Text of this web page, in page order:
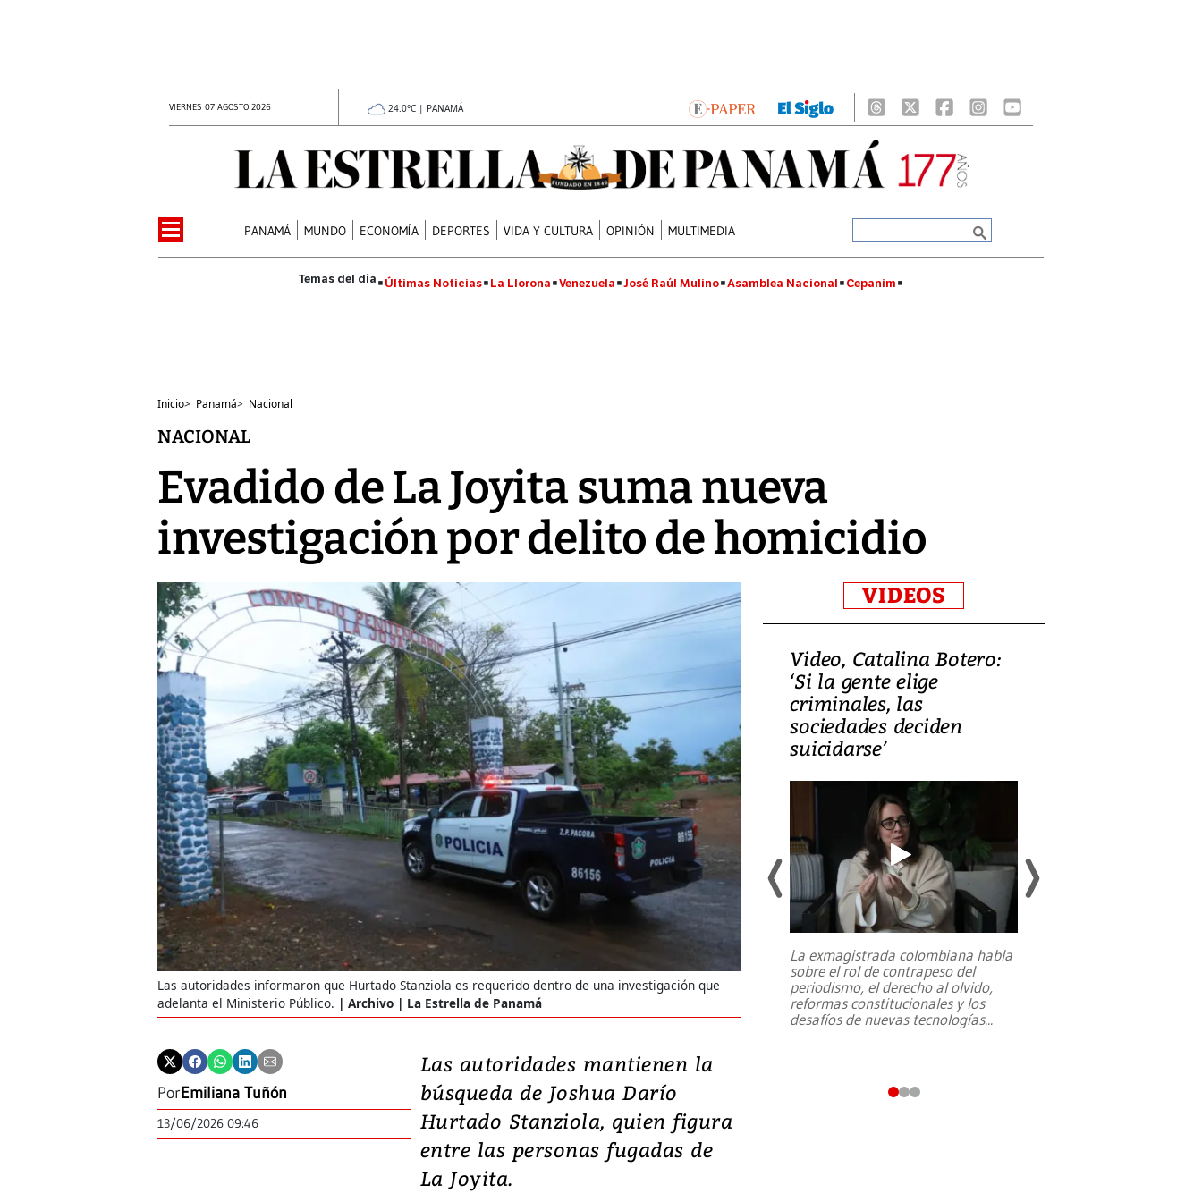
VIERNES 07 AGOSTO 2026 24.0°C | PANAMÁ
PANAMÁ MUNDO ECONOMÍA DEPORTES VIDA Y CULTURA OPINIÓN MULTIMEDIA
Últimas Noticias La Llorona Venezuela José Raúl Mulino Asamblea Nacional Cepanim
Inicio> Panamá> Nacional
NACIONAL
Evadido de La Joyita suma nueva
investigación por delito de homicidio
Las autoridades informaron que Hurtado Stanziola es requerido dentro de una investigación que
adelanta el Ministerio Público.
Archivo | La Estrella de Panamá
PorEmiliana Tuñón
13/06/2026 09:46
Las autoridades mantienen la
búsqueda de Joshua Darío
Hurtado Stanziola, quien figura
entre las personas fugadas de
La Joyita.
VIDEOS
Video, Japón: Terremoto
deja heridos y graves
daños en Kumamoto
Un fuerte terremoto de magnitud
7,1 se registró este martes 28 de
julio en la prefectura de Kumamoto,
emergencia de gran...
Video, Catalina Botero:
‘Si la gente elige
criminales, las
sociedades deciden
suicidarse’
La exmagistrada colombiana habla
sobre el rol de contrapeso del
periodismo, el derecho al olvido,
reformas constitucionales y los
desafíos de nuevas tecnologías...